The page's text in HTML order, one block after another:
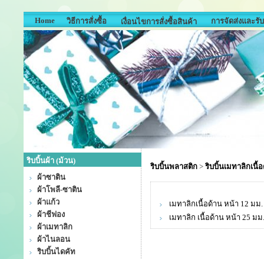
Home วิธีการสั่งซื้อ เงื่อนไขการสั่งซื้อสินค้า การจัดส่งและรั
ริบบิ้นผ้า (ม้วน)
ผ้าซาติน
ผ้าโพลี-ซาติน
ผ้าแก้ว
ผ้าชีฟอง
ผ้าเมทาลิก
ผ้าไนลอน
ริบบิ้นไดคัท
ริบบิ้นพลาสติก > ริบบิ้นเมทาลิกเนื้
เมทาลิกเนื้อด้าน หน้า 12 มม.
เมทาลิก เนื้อด้าน หน้า 25 มม.